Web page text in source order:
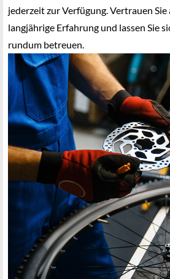
jederzeit zur Verfügung. Vertrauen Sie
langjährige Erfahrung und lassen Sie
rundum betreuen.